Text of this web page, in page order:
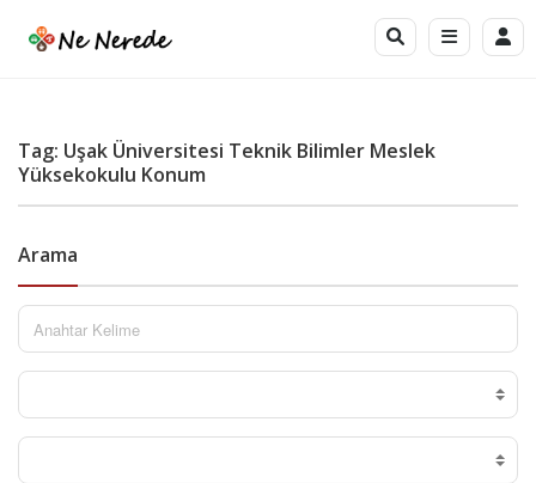
Tag: Uşak Üniversitesi Teknik Bilimler Meslek
Yüksekokulu Konum
Arama